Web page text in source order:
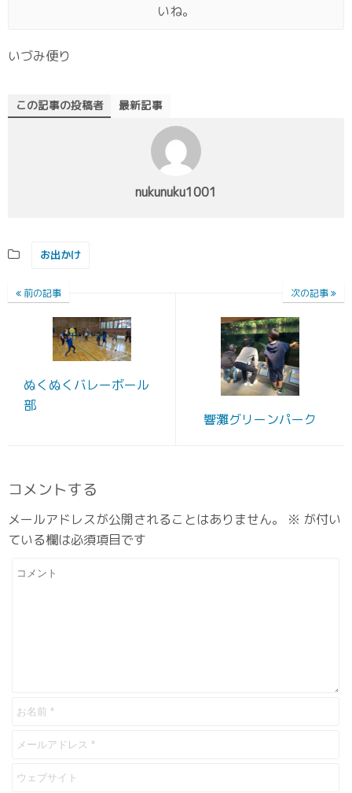
いね。
いづみ便り
この記事の投稿者 最新記事
nukunuku1001
お出かけ
前の記事
ぬくぬくバレーボール
部
次の記事
響灘グリーンパーク
コメントする
メールアドレスが公開されることはありません。 ※ が付い
ている欄は必須項目です